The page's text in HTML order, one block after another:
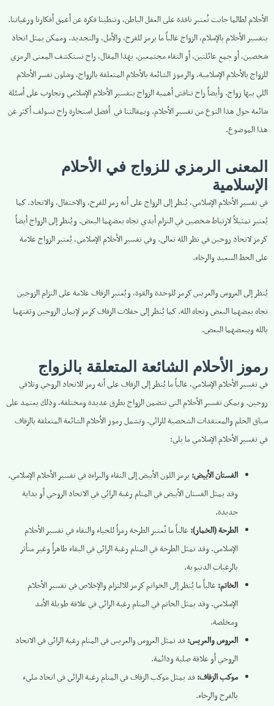
الأحلام لطالما جانت تُعتبر نافذة على العقل الباطن، وتنطينا فكرة عن أعمق أفكارنا ورغباتنا.
بتفسير الأحلام بالإسلام، الزواج غالباً ما يرمز للفرح، والأمل، والتجديد. وممكن يمثل اتحاد
شخصين، أو جمع عائلتين، أو التقاء مجتمعين. بهذا المقال، راح نستكشف المعنى الرمزي
للزواج بالأحلام الإسلامية، والرموز الشائعة بالأحلام المتعلقة بالزواج، وشلون نفسر الأحلام
اللي بيها زواج. وأيضاً راح نناقش أهمية الزواج بتفسير الأحلام الإسلامي ونجاوب على أسئلة
شائعة حول هذا النوع من تفسير الأحلام. وبمقالتنا في أفضل استخارة راح نسولف أكثر عن
هذا الموضوع.
المعنى الرمزي للزواج في الأحلام
الإسلامية
في تفسير الأحلام الإسلامي، يُنظر إلى الزواج على أنه رمز للفرح، والاحتفال، والاتحاد. كما
يُعتبر تمثيلاً لارتباط شخصين في التزام أبدي تجاه بعضهما البعض. ويُنظر إلى الزواج أيضاً
كرمز لاتحاد روحين في نظر الله تعالى. وفي تفسير الأحلام الإسلامي، يُعتبر الزواج علامة
على الحظ السعيد والرخاء.
يُنظر إلى العروس والعريس كرمز للوحدة والقوة، ويُعتبر الزفاف علامة على التزام الزوجين
تجاه بعضهما البعض وتجاه الله. كما يُنظر إلى حفلات الزفاف كرمز لإيمان الزوجين وثقتهما
بالله وببعضهما البعض.
رموز الأحلام الشائعة المتعلقة بالزواج
في تفسير الأحلام الإسلامي، غالباً ما يُنظر إلى الزفاف على أنه رمز للاتحاد الروحي وتلاقي
روحين. ويمكن تفسير الأحلام التي تتضمن الزواج بطرق عديدة ومختلفة، وذلك يعتمد على
سياق الحلم والمعتقدات الشخصية للرائي. وتشمل رموز الأحلام الشائعة المتعلقة بالزفاف
في تفسير الأحلام الإسلامي ما يلي:
الفستان الأبيض:يرمز اللون الأبيض إلى النقاء والبراءة في تفسير الأحلام الإسلامي.
وقد يمثل الفستان الأبيض في المنام رغبة الرائي في الاتحاد الروحي أو بداية
جديدة.
الطرحة (الخمار):غالباً ما تُعتبر الطرحة رمزاً للحياء والنقاء في تفسير الأحلام
الإسلامي. وقد تمثل الطرحة في المنام رغبة الرائي في البقاء طاهراً وغير متأثر
بالرغبات الدنيوية.
الخاتم:غالباً ما يُنظر إلى الخواتم كرمز للالتزام والإخلاص في تفسير الأحلام
الإسلامي. وقد يمثل الخاتم في المنام رغبة الرائي في علاقة طويلة الأمد
ومخلصة.
العروس والعريس:قد تمثل العروس والعريس في المنام رغبة الرائي في الاتحاد
الروحي أو علاقة صلبة ودائمة.
موكب الزفاف:قد يمثل موكب الزفاف في المنام رغبة الرائي في اتحاد مليء
بالفرح والرخاء.